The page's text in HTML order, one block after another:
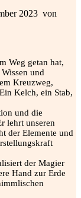
2023 von
Weg getan hat,
und
Kreuzweg,
Kelch, ein Stab,
und die
lehrt unseren
der Elemente und
der Magier
Hand zur Erde